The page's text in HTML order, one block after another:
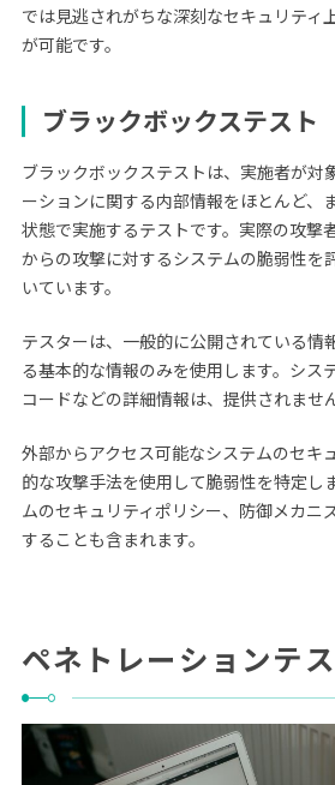
では見逃されがちな深刻なセキュリティ
が可能です。
ブラックボックステスト
ブラックボックステストは、実施者が対
ーションに関する内部情報をほとんど、
状態で実施するテストです。実際の攻撃
からの攻撃に対するシステムの脆弱性を
いています。
テスターは、一般的に公開されている情
る基本的な情報のみを使用します。シス
コードなどの詳細情報は、提供されません
外部からアクセス可能なシステムのセキ
的な攻撃手法を使用して脆弱性を特定し
ムのセキュリティポリシー、防御メカニ
することも含まれます。
ペネトレーションテ